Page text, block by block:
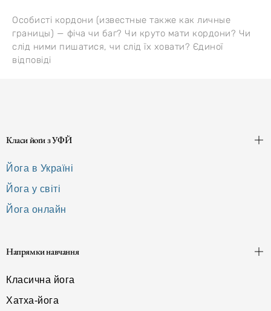
Особисті кордони (известные также как личные
границы) — фіча чи баг? Чи круто мати кордони? Чи
слід ними пишатися, чи слід їх ховати? Єдиної
відповіді
Класи йоґи з УФЙ
Йога в Україні
Йога у світі
Йога онлайн
Напрямки навчання
Класична йога
Хатха-йога